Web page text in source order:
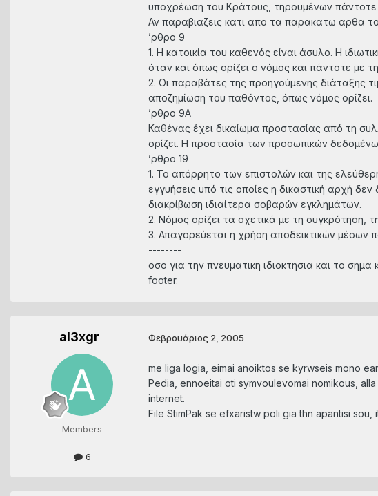
υποχρέωση του Κράτους, τηρουμένων
Αν παραβιαζεις κατι απο τα παρακατω αρθα
’ρθρo 9
1. H κατoικία τoυ καθενός είναι άσυλo. H
όταν και όπως oρίζει o νόμoς και πάντoτε με
2. Oι παραβάτες της πρoηγoύμενης διάταξης
απoζημίωση τoυ παθόντoς, όπως νόμoς oρίζει.
’ρθρο 9Α
Καθένας έχει δικαίωμα προστασίας από τη
ορίζει. Η προστασία των προσωπικών
’ρθρo 19
1. To απόρρητo των επιστoλών και της
εγγυήσεις υπό τις oπoίες η δικαστική αρχή
διακρίβωση ιδιαίτερα σoβαρών εγκλημάτων.
2. Νόμος ορίζει τα σχετικά με τη συγκρότηση,
3. Απαγορεύεται η χρήση αποδεικτικών
--------
οσο για την πνευματικη ιδιοκτησια και το
footer.
al3xgr
Members
6
Φεβρουάριος 2, 2005
me liga logia, eimai anoiktos se kyrwseis mono
Pedia, ennoeitai oti symvoulevomai nomikous,
internet.
File StimPak se efxaristw poli gia thn apantisi